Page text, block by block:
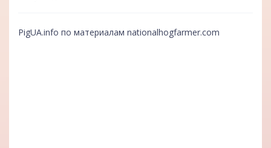
PigUA.info по материалам nationalhogfarmer.com